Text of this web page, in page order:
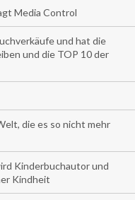
Media Control
und hat die
und die TOP 10 der
die es so nicht mehr
Kinderbuchautor und
Kindheit